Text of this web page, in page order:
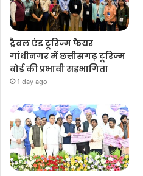
ट्रैवल एंड टूरिज्म फेयर
गांधीनगर में छत्तीसगढ़ टूरिज्म
बोर्ड की प्रभावी सहभागिता
1 day ago